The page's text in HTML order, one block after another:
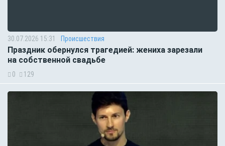
30.07.2026 15:31 Происшествия
Праздник обернулся трагедией: жениха зарезали
на собственной свадьбе
0 129